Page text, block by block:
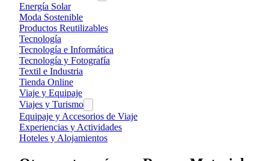
Energía Solar
Moda Sostenible
Productos Reutilizables
Tecnología
Tecnología e Informática
Tecnología y Fotografía
Textil e Industria
Tienda Online
Viaje y Equipaje
Viajes y Turismo
Equipaje y Accesorios de Viaje
Experiencias y Actividades
Hoteles y Alojamientos